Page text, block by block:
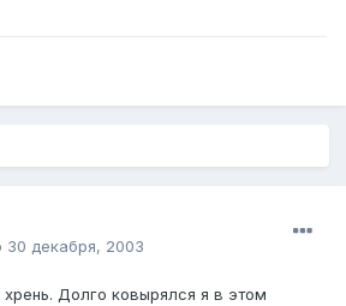
30 декабря, 2003
Долго ковырялся я в этом